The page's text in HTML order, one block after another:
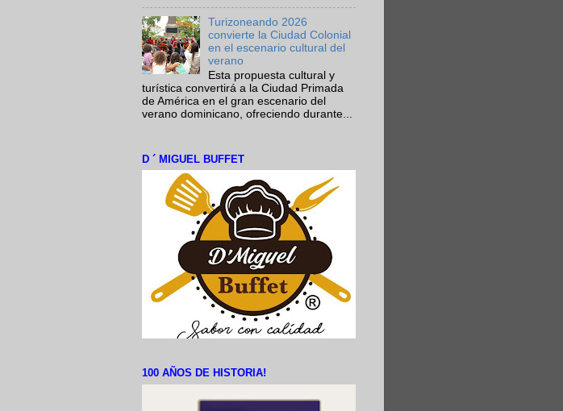
Turizoneando 2026
convierte la Ciudad Colonial
en el escenario cultural del
verano
Esta propuesta cultural y
turística convertirá a la Ciudad Primada
de América en el gran escenario del
verano dominicano, ofreciendo durante...
D ´ MIGUEL BUFFET
100 AÑOS DE HISTORIA!